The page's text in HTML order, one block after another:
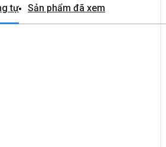
hình chuyên nghiệp và hấp dẫn. Bên
bị hệ thống âm thanh Dolby Audio,
tự Sản phẩm đã xem